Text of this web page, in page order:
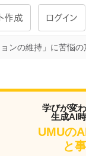
試
ジで
えし
作成 ログイン
ンの維持」に苦悩の
学びが変
生成AI
UMUの
と